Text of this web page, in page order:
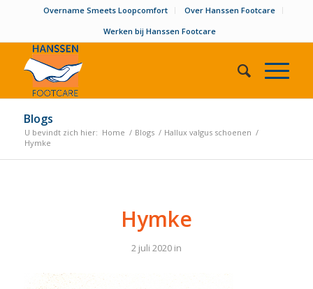
Overname Smeets Loopcomfort
Over Hanssen Footcare
Werken bij Hanssen Footcare
Blogs
U bevindt zich hier: Home / Blogs / Hallux valgus schoenen /
Hymke
Hymke
2 juli 2020in